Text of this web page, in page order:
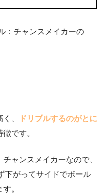
：チャンスメイカーの
、
ドリブルするのがとに
です。
ャンスメイカーなので、
下がってサイドでボール
。